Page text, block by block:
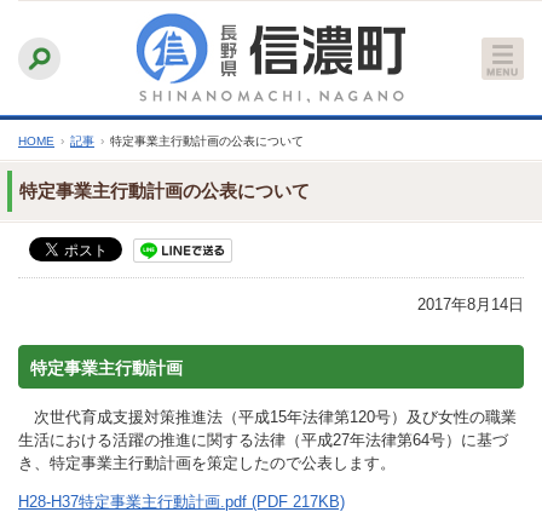
文
へ
ふりがなをつける
文字サイズ
縮小 標準 拡大
HOME › 記事 › 特定事業主行動計画の公表について
特定事業主行動計画の公表について
2017年8月14日
特定事業主行動計画
次世代育成支援対策推進法（平成15年法律第120号）及び女性の職業
生活における活躍の推進に関する法律（平成27年法律第64号）に基づ
き、特定事業主行動計画を策定したので公表します。
H28-H37特定事業主行動計画.pdf (PDF 217KB)